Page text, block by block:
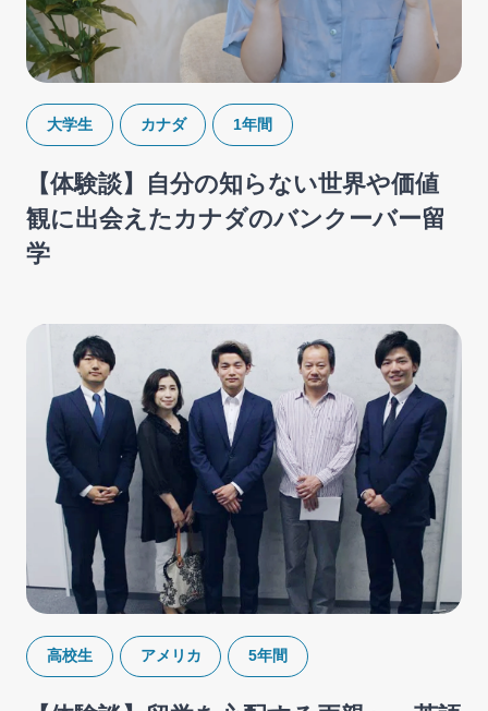
大学生 カナダ 1年間
【体験談】自分の知らない世界や価値
観に出会えたカナダのバンクーバー留
学
高校生 アメリカ 5年間